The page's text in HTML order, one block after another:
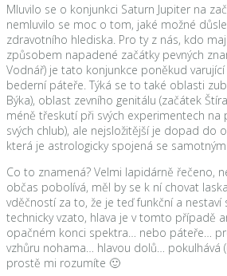
Mluvilo se o konjunkci Saturn Jupiter na
nemluvilo se moc o tom, jaké možné
zdravotního hlediska. Pro ty z nás, kdo
způsobem napadené začátky pevných
Vodnář) je tato konjunkce poněkud
bederní páteře. Týká se to také oblasti
Býka), oblast zevního genitálu (začátek
méně třeskutí při svých experimentech na
svých chlub), ale nejsložitější je dopad do
která je astrologicky spojená se
Co to znamená? Velmi lapidárně řečeno,
občas pobolívá, měl by se k ní chovat
vděčností za to, že je teď funkční a nestaví
technicky vzato, hlava je v tomto případě
opačném konci spektra… nebo páteře…
vzhůru nohama… hlavou dolů… pokulhává
prostě mi rozumíte 🙂